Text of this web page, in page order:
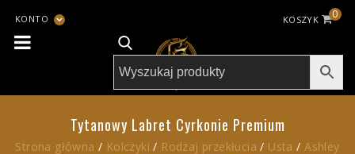
KOSZYK 0
KONTO
Tytanowy Labret Cyrkonie Premium
Strona główna / Kolczyki / Rodzaj przekłucia / Usta /Ashley